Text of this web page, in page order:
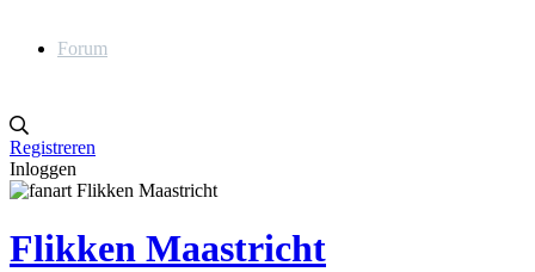
Forum
Registreren
Inloggen
Flikken Maastricht